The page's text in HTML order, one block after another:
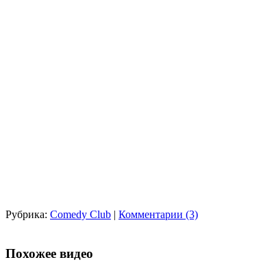
Рубрика: Comedy Club | Комментарии (3)
Похожее видео